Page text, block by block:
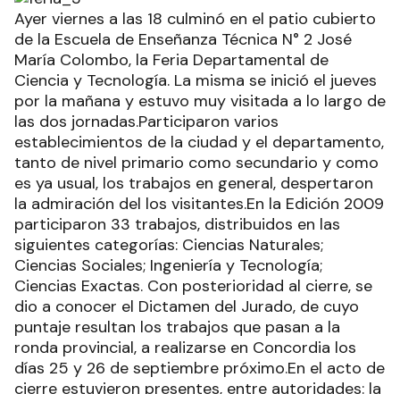
Ayer viernes a las 18 culminó en el patio cubierto
de la Escuela de Enseñanza Técnica N° 2 José
María Colombo, la Feria Departamental de
Ciencia y Tecnología. La misma se inició el jueves
por la mañana y estuvo muy visitada a lo largo de
las dos jornadas.Participaron varios
establecimientos de la ciudad y el departamento,
tanto de nivel primario como secundario y como
es ya usual, los trabajos en general, despertaron
la admiración del los visitantes.En la Edición 2009
participaron 33 trabajos, distribuidos en las
siguientes categorías: Ciencias Naturales;
Ciencias Sociales; Ingeniería y Tecnología;
Ciencias Exactas. Con posterioridad al cierre, se
dio a conocer el Dictamen del Jurado, de cuyo
puntaje resultan los trabajos que pasan a la
ronda provincial, a realizarse en Concordia los
días 25 y 26 de septiembre próximo.En el acto de
cierre estuvieron presentes, entre autoridades: la